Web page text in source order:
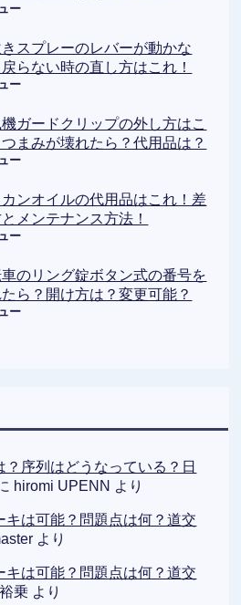
ー
スプレーのレバーが動かな
らない時の直し方はこれ！
ー
機ガードクリップの外し方はこ
まみが壊れたら？代用品は？
ー
ンオイルの代用品はこれ！差
とメンテナンス方法！
ー
車のリング錠ボタン式の番号を
ら？開け方は？変更可能？
ー
？序列はどうなっている？日
hiromi UPENN より
キは可能？問題点は何？道交
より
キは可能？問題点は何？道交
乗 より